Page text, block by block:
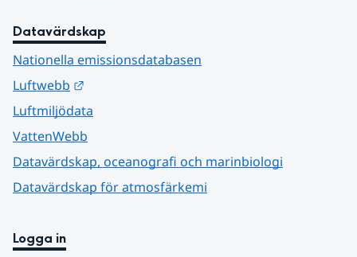
Datavärdskap
Nationella emissionsdatabasen
Luftwebb
Luftmiljödata
VattenWebb
Datavärdskap, oceanografi och marinbiologi
Datavärdskap för atmosfärkemi
Logga in